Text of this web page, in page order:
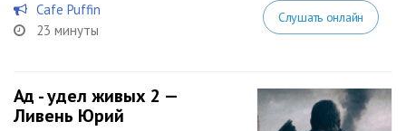
Cafe Puffin
23 минуты
Слушать онлайн
Ад - удел живых 2 —
Ливень Юрий